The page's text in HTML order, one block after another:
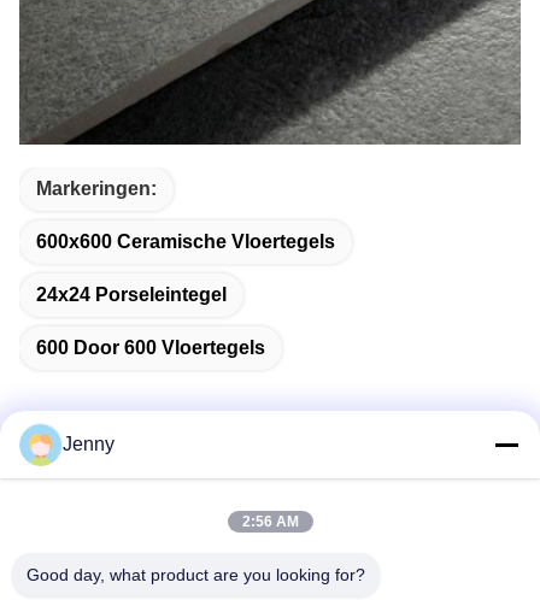
Markeringen:
600x600 Ceramische Vloertegels
24x24 Porseleintegel
600 Door 600 Vloertegels
2 verdieping 11, Noord-District 4 Block, Hua Yi International
Jenny
2:56 AM
Good day, what product are you looking for?